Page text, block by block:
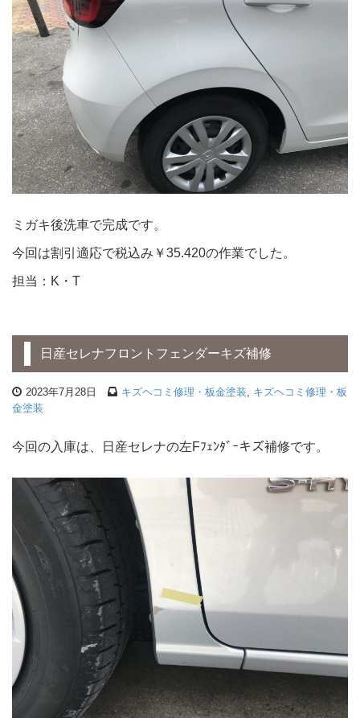
ミガキ後洗車で完成です。
今回は割引適応で税込み￥35.420の作業でした。
担当：K・T
日産セレナフロントフェンダーキズ補修
2023年7月28日 キズヘコミ修理・板金塗装
キズヘコミ修理・板
金塗装
今回の入庫は、日産セレナの左Fﾌｪﾝﾀﾞｰキズ補修です。